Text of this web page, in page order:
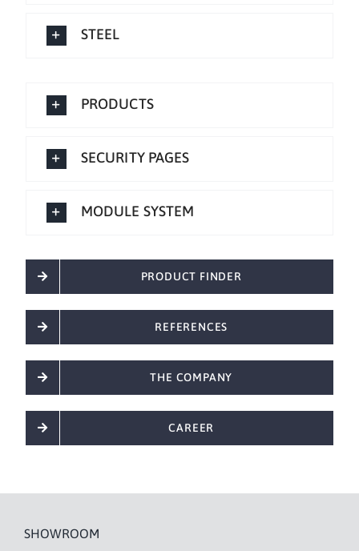
STEEL
PRODUCTS
SECURITY PAGES
MODULE SYSTEM
PRODUCT FINDER
REFERENCES
THE COMPANY
CAREER
SHOWROOM